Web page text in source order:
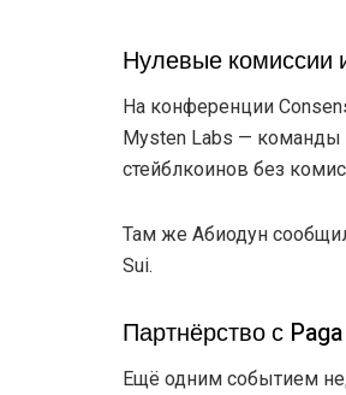
Нулевые комиссии
На конференции
Mysten Labs — команды
стейблкоинов без
Там же Абиодун
Sui.
Партнёрство с
Ещё одним событием